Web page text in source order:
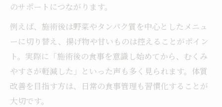
のサポートにつながります。
例えば、施術後は野菜やタンパク質を中心としたメニュ
ーに切り替え、揚げ物や甘いものは控えることがポイン
ト。実際に「施術後の食事を意識し始めてから、むくみ
やすさが軽減した」といった声も多く見られます。体質
改善を目指す方は、日常の食事管理も習慣化することが
大切です。